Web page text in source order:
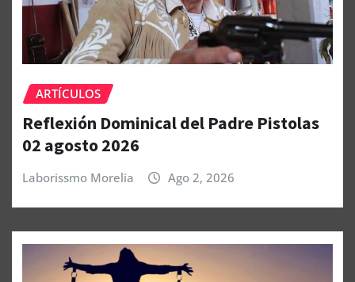
ARTÍCULOS
Reflexión Dominical del Padre Pistolas
02 agosto 2026
Laborissmo Morelia Ago 2, 2026